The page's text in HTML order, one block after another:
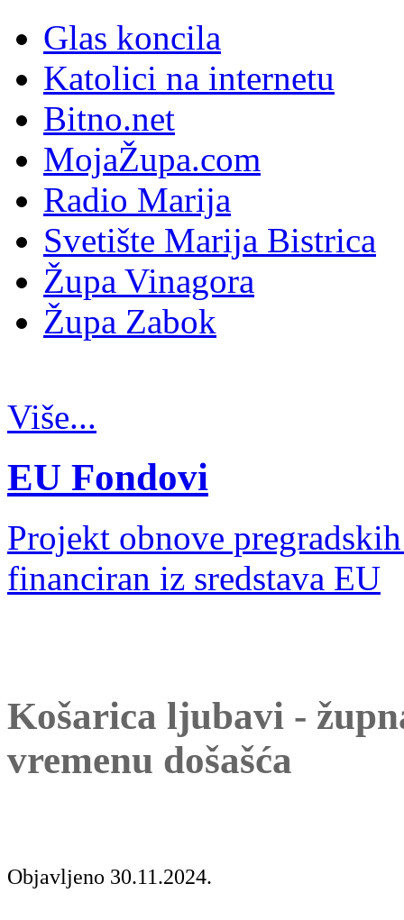
Glas koncila
Katolici na internetu
Bitno.net
MojaŽupa.com
Radio Marija
Svetište Marija Bistrica
Župa Vinagora
Župa Zabok
Više...
EU Fondovi
Projekt obnove
financiran iz sredstava EU
Košarica ljubavi -
vremenu došašća
Objavljeno 30.11.2024.